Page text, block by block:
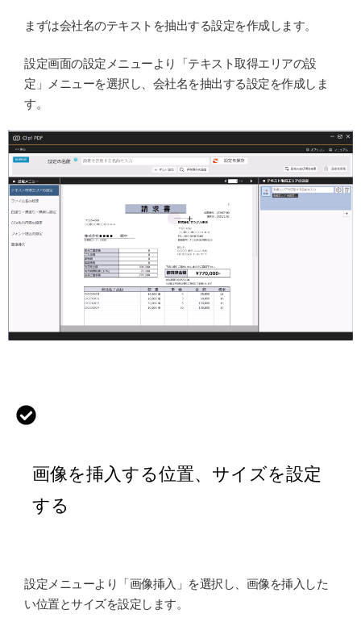
まずは会社名のテキストを抽出する設定を作成します。
設定画面の設定メニューより「テキスト取得エリアの設
定」メニューを選択し、会社名を抽出する設定を作成しま
す。
画像を挿入する位置、サイズを設定
する
設定メニューより「画像挿入」を選択し、画像を挿入した
い位置とサイズを設定します。